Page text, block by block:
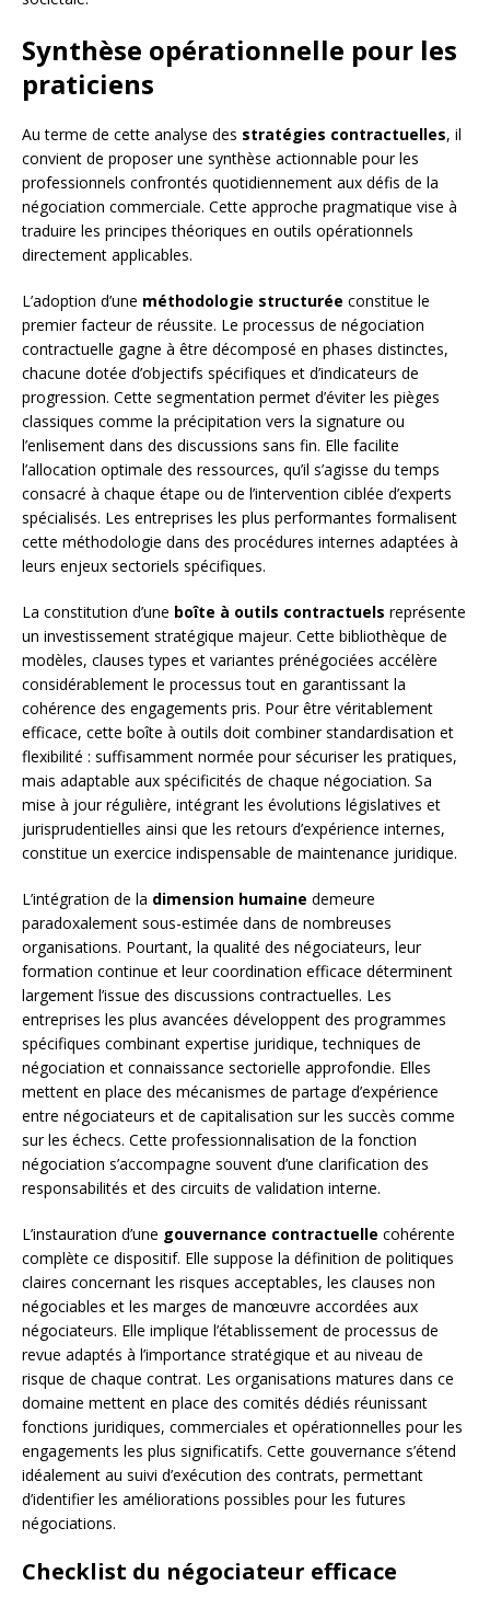
Synthèse opérationnelle pour les
praticiens
Au terme de cette analyse des stratégies contractuelles, il
convient de proposer une synthèse actionnable pour les
professionnels confrontés quotidiennement aux défis de la
négociation commerciale. Cette approche pragmatique vise à
traduire les principes théoriques en outils opérationnels
directement applicables.
L’adoption d’une méthodologie structurée constitue le
premier facteur de réussite. Le processus de négociation
contractuelle gagne à être décomposé en phases distinctes,
chacune dotée d’objectifs spécifiques et d’indicateurs de
progression. Cette segmentation permet d’éviter les pièges
classiques comme la précipitation vers la signature ou
l’enlisement dans des discussions sans fin. Elle facilite
l’allocation optimale des ressources, qu’il s’agisse du temps
consacré à chaque étape ou de l’intervention ciblée d’experts
spécialisés. Les entreprises les plus performantes formalisent
cette méthodologie dans des procédures internes adaptées à
leurs enjeux sectoriels spécifiques.
La constitution d’une boîte à outils contractuels représente
un investissement stratégique majeur. Cette bibliothèque de
modèles, clauses types et variantes prénégociées accélère
considérablement le processus tout en garantissant la
cohérence des engagements pris. Pour être véritablement
efficace, cette boîte à outils doit combiner standardisation et
flexibilité : suffisamment normée pour sécuriser les pratiques,
mais adaptable aux spécificités de chaque négociation. Sa
mise à jour régulière, intégrant les évolutions législatives et
jurisprudentielles ainsi que les retours d’expérience internes,
constitue un exercice indispensable de maintenance juridique.
L’intégration de la dimension humaine demeure
paradoxalement sous-estimée dans de nombreuses
organisations. Pourtant, la qualité des négociateurs, leur
formation continue et leur coordination efficace déterminent
largement l’issue des discussions contractuelles. Les
entreprises les plus avancées développent des programmes
spécifiques combinant expertise juridique, techniques de
négociation et connaissance sectorielle approfondie. Elles
mettent en place des mécanismes de partage d’expérience
entre négociateurs et de capitalisation sur les succès comme
sur les échecs. Cette professionnalisation de la fonction
négociation s’accompagne souvent d’une clarification des
responsabilités et des circuits de validation interne.
L’instauration d’une gouvernance contractuelle cohérente
complète ce dispositif. Elle suppose la définition de politiques
claires concernant les risques acceptables, les clauses non
négociables et les marges de manœuvre accordées aux
négociateurs. Elle implique l’établissement de processus de
revue adaptés à l’importance stratégique et au niveau de
risque de chaque contrat. Les organisations matures dans ce
domaine mettent en place des comités dédiés réunissant
fonctions juridiques, commerciales et opérationnelles pour les
engagements les plus significatifs. Cette gouvernance s’étend
idéalement au suivi d’exécution des contrats, permettant
d’identifier les améliorations possibles pour les futures
négociations.
Checklist du négociateur efficace